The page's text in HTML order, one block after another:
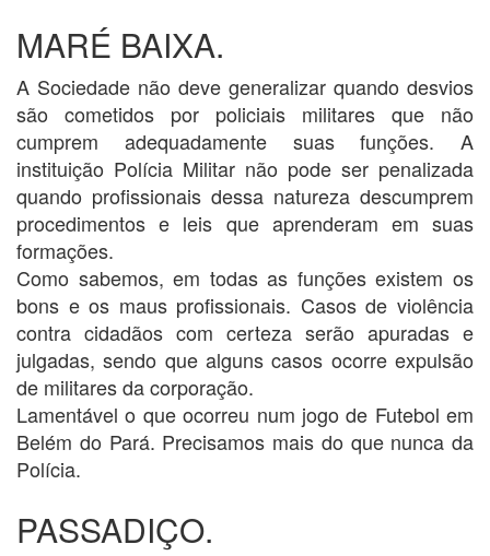
MARÉ BAIXA.
A Sociedade não deve generalizar quando desvios
são cometidos por policiais militares que não
cumprem adequadamente suas funções. A
instituição Polícia Militar não pode ser penalizada
quando profissionais dessa natureza descumprem
procedimentos e leis que aprenderam em suas
formações.
Como sabemos, em todas as funções existem os
bons e os maus profissionais. Casos de violência
contra cidadãos com certeza serão apuradas e
julgadas, sendo que alguns casos ocorre expulsão
de militares da corporação.
Lamentável o que ocorreu num jogo de Futebol em
Belém do Pará. Precisamos mais do que nunca da
Polícia.
PASSADIÇO.